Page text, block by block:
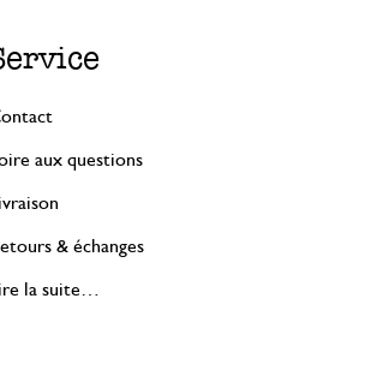
aux questions
& échanges
la suite…